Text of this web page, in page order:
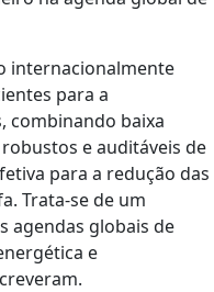
internacionalmente
para a
combinando baixa
e auditáveis de
para a redução das
Trata-se de um
agendas globais de
e